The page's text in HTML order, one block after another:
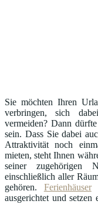
Sie möchten Ihren
verbringen, sich
vermeiden? Dann
sein. Dass Sie dabei
Attraktivität noch
mieten, steht Ihnen
seiner zugehörigen
einschließlich aller
gehören. Ferienhäuser
ausgerichtet und